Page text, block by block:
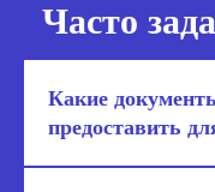
Часто
Какие
предоставить